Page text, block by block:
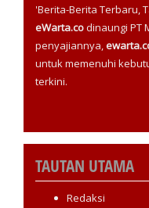
'Berita-Berita Terbaru,
eWarta.codinaungi PT
penyajiannya,
untuk memenuhi
terkini.
TAUTAN UTAMA
Redaksi